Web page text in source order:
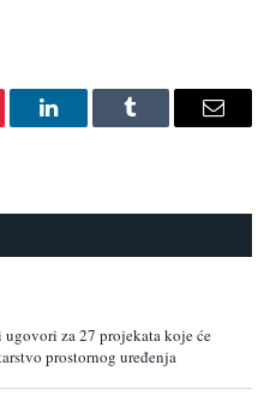
LinkedInTumblr Email
za 27 projekata koje će
prostornog uređenja